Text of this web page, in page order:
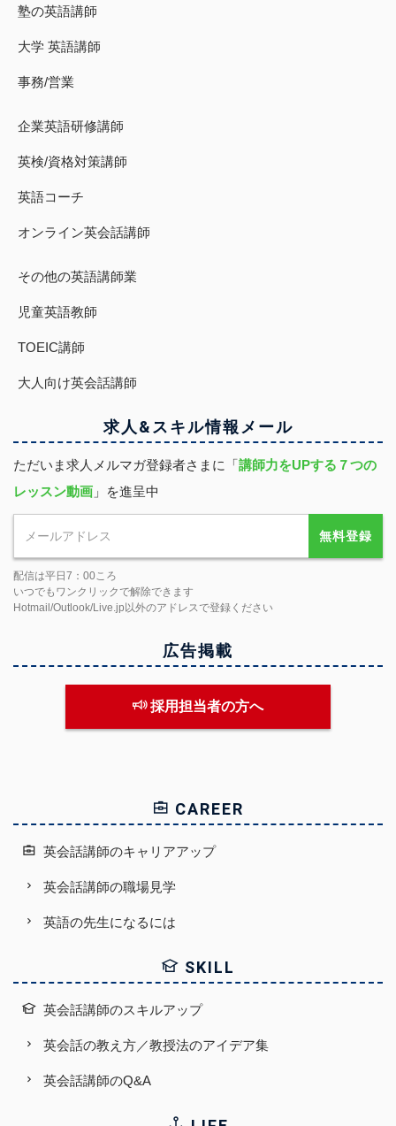
塾の英語講師
大学 英語講師
事務/営業
企業英語研修講師
英検/資格対策講師
英語コーチ
オンライン英会話講師
その他の英語講師業
児童英語教師
TOEIC講師
大人向け英会話講師
求人&スキル情報 メール
ただいま求人メルマガ登録者さまに「講師力をUPする７つの
レッスン動画 」を進呈中
無料登録
配信は平日7：00ころ
いつでもワンクリックで解除できます
Hotmail/Outlook/Live.jp以外のアドレスで登録ください
広告掲載
採用担当者の方へ
CAREER
英会話講師のキャリアアップ
英会話講師の職場見学
英語の先生になるには
SKILL
英会話講師のスキルアップ
英会話の教え方／教授法のアイデア集
英会話講師のQ&A